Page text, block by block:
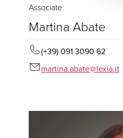
Associate
Martina Abate
(+39) 091 3090 62
martina.abate@lexia.it